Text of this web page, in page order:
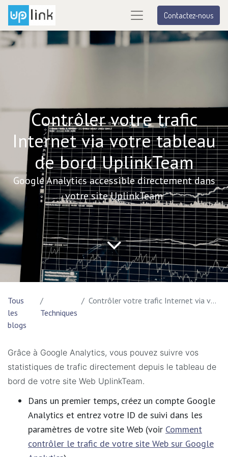
Contactez-nous
Contrôler votre trafic
Internet via votre tableau
de bord UplinkTeam
Google Analytics accessible directement dans
votre site UplinkTeam
Tous
les
blogs
Techniques
Contrôler votre trafic Internet via votre tableau de bord UplinkTeam
Grâce à Google Analytics, vous pouvez suivre vos
statistiques de trafic directement depuis le tableau de
bord de votre site Web UplinkTeam.
Dans un premier temps, créez un compte Google
Analytics et entrez votre ID de suivi dans les
paramètres de votre site Web (voir Comment
contrôler le trafic de votre site Web sur Google